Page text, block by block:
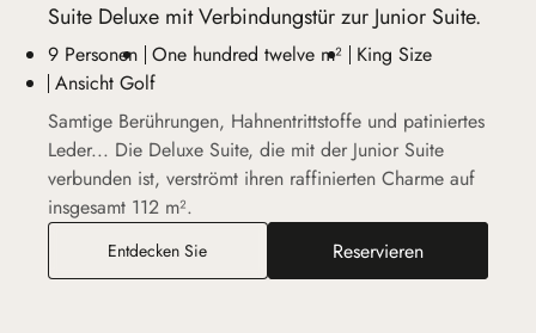
Suite Deluxe mit Verbindungstür zur Junior Suite.
9 Personen One hundred twelve m²
King Size
Ansicht Golf
Samtige Berührungen, Hahnentrittstoffe und patiniertes
Leder... Die Deluxe Suite, die mit der Junior Suite
verbunden ist, verströmt ihren raffinierten Charme auf
insgesamt 112 m².
Entdecken SieSuite Deluxe mit Verbindungstür zur Junior
Reservieren